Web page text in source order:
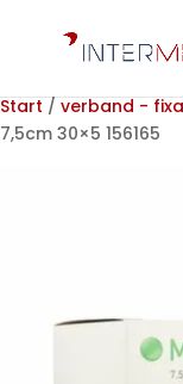
Start / verband -
7,5cm 30×5 156165